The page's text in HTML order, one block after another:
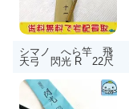
シマノ へら竿 飛
天弓 閃光 R 22尺